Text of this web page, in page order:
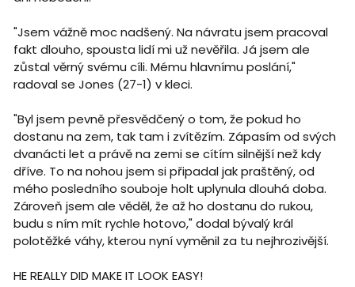
"Jsem vážně moc nadšený. Na návratu jsem pracoval
fakt dlouho, spousta lidí mi už nevěřila. Já jsem ale
zůstal věrný svému cíli. Mému hlavnímu poslání,"
radoval se Jones (27-1) v kleci.
"Byl jsem pevně přesvědčený o tom, že pokud ho
dostanu na zem, tak tam i zvítězím. Zápasím od svých
dvanácti let a právě na zemi se cítím silnější než kdy
dříve. To na nohou jsem si připadal jak praštěný, od
mého posledního souboje holt uplynula dlouhá doba.
Zároveň jsem ale věděl, že až ho dostanu do rukou,
budu s ním mít rychle hotovo," dodal bývalý král
polotěžké váhy, kterou nyní vyměnil za tu nejhrozivější.
HE REALLY DID MAKE IT LOOK EASY!